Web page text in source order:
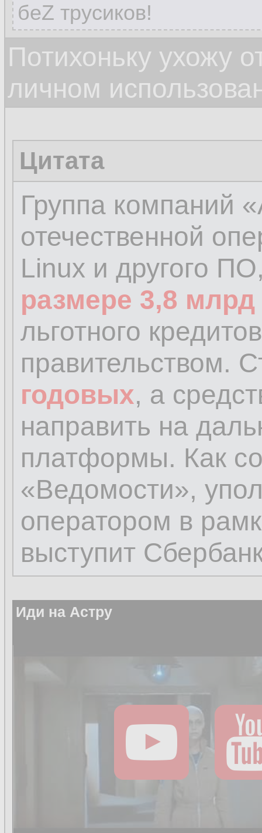
беZ трусиков!
Потихоньку ухожу
личном
Цитата
Группа компаний
отечественной
Linux и другого
размере 3,8 млрд
льготного
правительством.
годовых, а
направить на
платформы. Как
«Ведомости»,
оператором в
выступит
Иди на Астру